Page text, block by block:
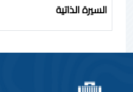
السيرة الذاتية